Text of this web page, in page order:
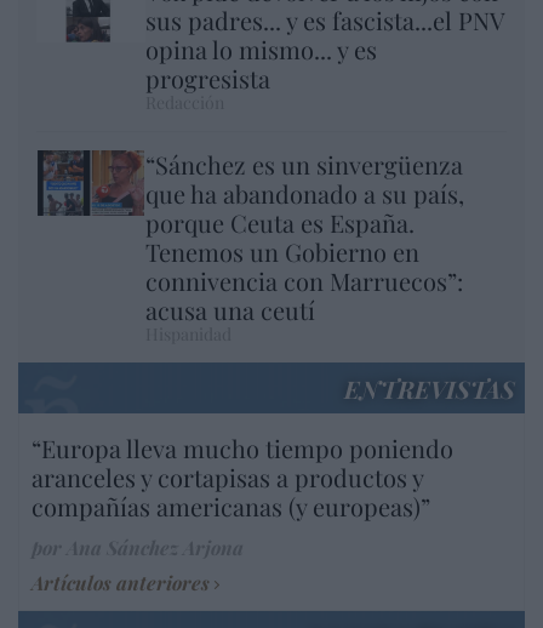
sus padres... y es fascista...el PNV
opina lo mismo... y es
progresista
“Sánchez es un sinvergüenza
que ha abandonado a su país,
porque Ceuta es España.
Tenemos un Gobierno en
connivencia con Marruecos”:
acusa una ceutí
ENTREVISTAS
“Europa lleva mucho tiempo poniendo
aranceles y cortapisas a productos y
compañías americanas (y europeas)”
Artículos anteriores